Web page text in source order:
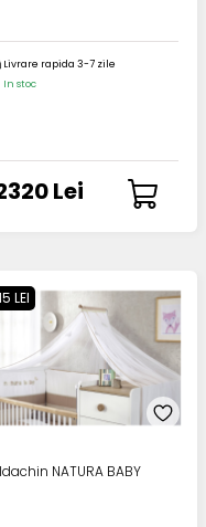
Livrare rapida 3-7 zile
In stoc
Lei
LEI
NATURA BABY